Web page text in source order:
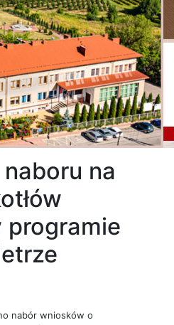
na
programie
nabór wniosków o